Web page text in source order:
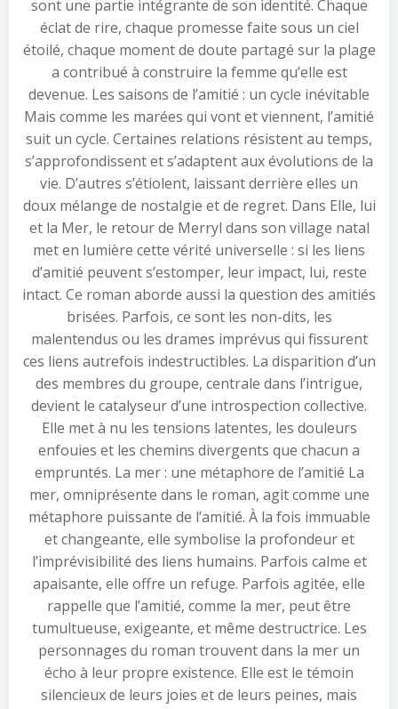
sont une partie intégrante de son identité. Chaque
éclat de rire, chaque promesse faite sous un ciel
étoilé, chaque moment de doute partagé sur la plage
a contribué à construire la femme qu’elle est
devenue. Les saisons de l’amitié : un cycle inévitable
Mais comme les marées qui vont et viennent, l’amitié
suit un cycle. Certaines relations résistent au temps,
s’approfondissent et s’adaptent aux évolutions de la
vie. D’autres s’étiolent, laissant derrière elles un
doux mélange de nostalgie et de regret. Dans Elle, lui
et la Mer, le retour de Merryl dans son village natal
met en lumière cette vérité universelle : si les liens
d’amitié peuvent s’estomper, leur impact, lui, reste
intact. Ce roman aborde aussi la question des amitiés
brisées. Parfois, ce sont les non-dits, les
malentendus ou les drames imprévus qui fissurent
ces liens autrefois indestructibles. La disparition d’un
des membres du groupe, centrale dans l’intrigue,
devient le catalyseur d’une introspection collective.
Elle met à nu les tensions latentes, les douleurs
enfouies et les chemins divergents que chacun a
empruntés. La mer : une métaphore de l’amitié La
mer, omniprésente dans le roman, agit comme une
métaphore puissante de l’amitié. À la fois immuable
et changeante, elle symbolise la profondeur et
l’imprévisibilité des liens humains. Parfois calme et
apaisante, elle offre un refuge. Parfois agitée, elle
rappelle que l’amitié, comme la mer, peut être
tumultueuse, exigeante, et même destructrice. Les
personnages du roman trouvent dans la mer un
écho à leur propre existence. Elle est le témoin
silencieux de leurs joies et de leurs peines, mais